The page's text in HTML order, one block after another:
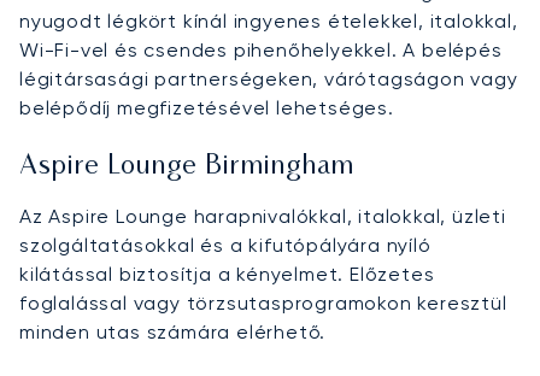
nyugodt légkört kínál ingyenes ételekkel, italokkal,
Wi-Fi-vel és csendes pihenőhelyekkel. A belépés
légitársasági partnerségeken, várótagságon vagy
belépődíj megfizetésével lehetséges.
Aspire Lounge Birmingham
Az Aspire Lounge harapnivalókkal, italokkal, üzleti
szolgáltatásokkal és a kifutópályára nyíló
kilátással biztosítja a kényelmet. Előzetes
foglalással vagy törzsutasprogramokon keresztül
minden utas számára elérhető.